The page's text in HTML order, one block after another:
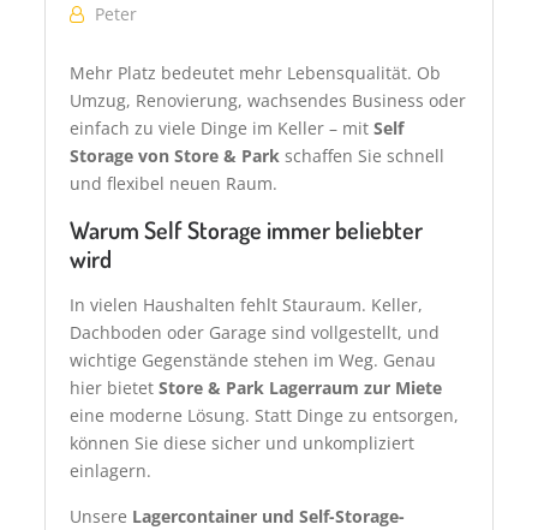
Peter
Mehr Platz bedeutet mehr Lebensqualität. Ob
Umzug, Renovierung, wachsendes Business oder
einfach zu viele Dinge im Keller – mitSelf
Storage von Store & Park schaffen Sie schnell
und flexibel neuen Raum.
Warum Self Storage immer beliebter
wird
In vielen Haushalten fehlt Stauraum. Keller,
Dachboden oder Garage sind vollgestellt, und
wichtige Gegenstände stehen im Weg. Genau
hier bietetStore & Park Lagerraum zur Miete
eine moderne Lösung. Statt Dinge zu entsorgen,
können Sie diese sicher und unkompliziert
einlagern.
Unsere Lagercontainer und Self-Storage-